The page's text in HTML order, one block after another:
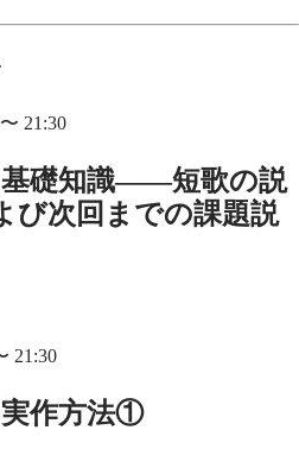
21:30
礎知識——短歌の説
び次回までの課題説
21:30
作方法①